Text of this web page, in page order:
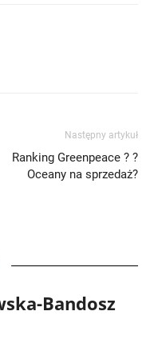
Następny artykuł
Ranking Greenpeace ? ?
Oceany na sprzedaż?
Bandosz